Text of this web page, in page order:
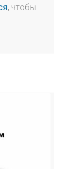
, чтобы